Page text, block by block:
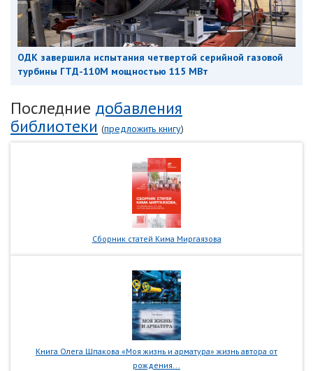
ОДК завершила испытания четвертой серийной газовой
турбины ГТД-110М мощностью 115 МВт
Последние добавления
библиотеки (предложить книгу)
Сборник статей Кима Миргаязова
Книга Олега Шпакова «Моя жизнь и арматура» жизнь автора от
рождения...